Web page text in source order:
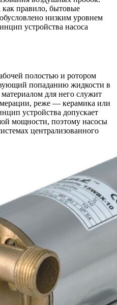
правило, бытовые
низким уровнем
устройства насоса
полостью и ротором
попаданию жидкости в
для него служит
реже — керамика или
устройства допускает
мощности, поэтому насосы
централизованного